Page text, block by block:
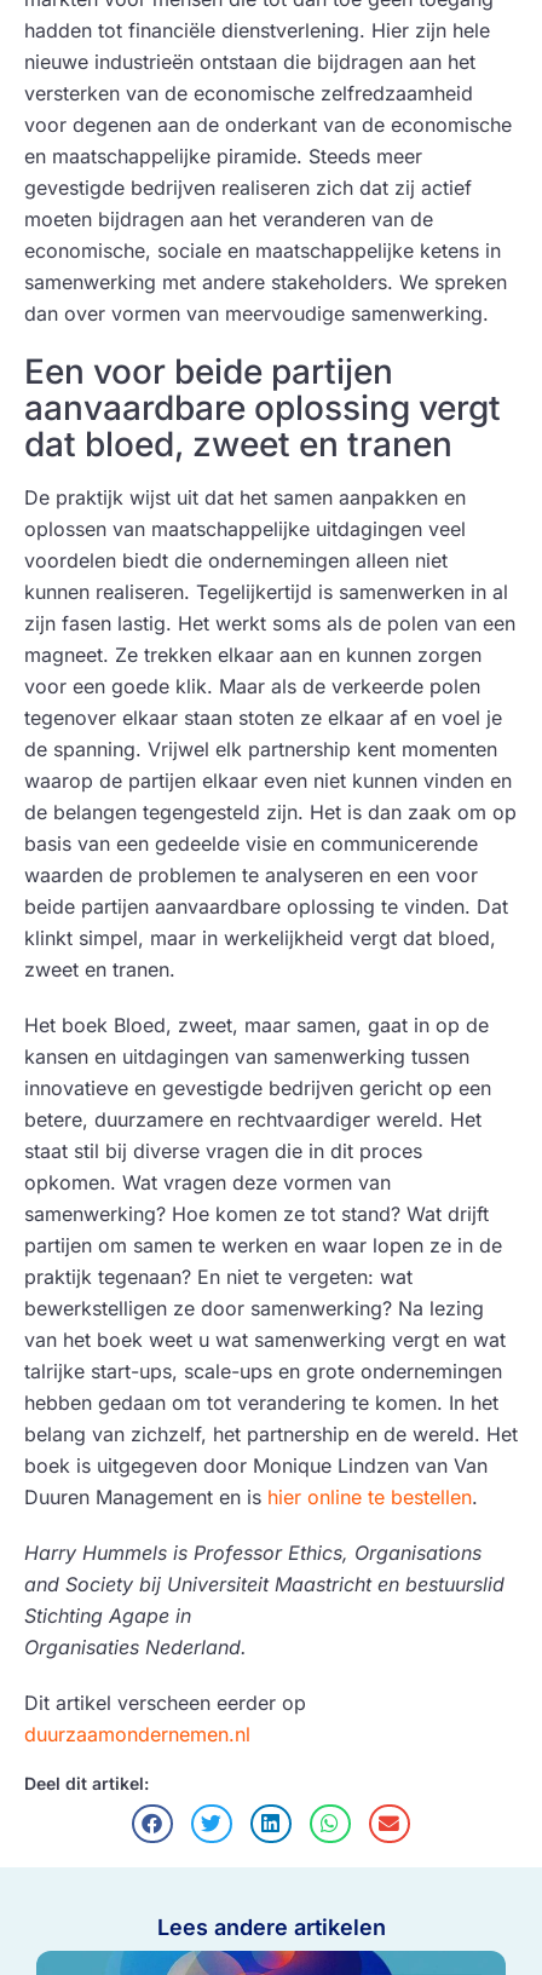
hadden tot financiële dienstverlening. Hier zijn hele
nieuwe industrieën ontstaan die bijdragen aan het
versterken van de economische zelfredzaamheid
voor degenen aan de onderkant van de economische
en maatschappelijke piramide. Steeds meer
gevestigde bedrijven realiseren zich dat zij actief
moeten bijdragen aan het veranderen van de
economische, sociale en maatschappelijke ketens in
samenwerking met andere stakeholders. We spreken
dan over vormen van meervoudige samenwerking.
Een voor beide partijen
aanvaardbare oplossing vergt
dat bloed, zweet en tranen
De praktijk wijst uit dat het samen aanpakken en
oplossen van maatschappelijke uitdagingen veel
voordelen biedt die ondernemingen alleen niet
kunnen realiseren. Tegelijkertijd is samenwerken in al
zijn fasen lastig. Het werkt soms als de polen van een
magneet. Ze trekken elkaar aan en kunnen zorgen
voor een goede klik. Maar als de verkeerde polen
tegenover elkaar staan stoten ze elkaar af en voel je
de spanning. Vrijwel elk partnership kent momenten
waarop de partijen elkaar even niet kunnen vinden en
de belangen tegengesteld zijn. Het is dan zaak om op
basis van een gedeelde visie en communicerende
waarden de problemen te analyseren en een voor
beide partijen aanvaardbare oplossing te vinden. Dat
klinkt simpel, maar in werkelijkheid vergt dat bloed,
zweet en tranen.
Het boek Bloed, zweet, maar samen, gaat in op de
kansen en uitdagingen van samenwerking tussen
innovatieve en gevestigde bedrijven gericht op een
betere, duurzamere en rechtvaardiger wereld. Het
staat stil bij diverse vragen die in dit proces
opkomen. Wat vragen deze vormen van
samenwerking? Hoe komen ze tot stand? Wat drijft
partijen om samen te werken en waar lopen ze in de
praktijk tegenaan? En niet te vergeten: wat
bewerkstelligen ze door samenwerking? Na lezing
van het boek weet u wat samenwerking vergt en wat
talrijke start-ups, scale-ups en grote ondernemingen
hebben gedaan om tot verandering te komen. In het
belang van zichzelf, het partnership en de wereld. Het
boek is uitgegeven door Monique Lindzen van Van
Duuren Management en is hier online te bestellen.
Harry Hummels is Professor Ethics, Organisations
and Society bij Universiteit Maastricht en bestuurslid
Stichting Agape in
Organisaties Nederland.
Dit artikel verscheen eerder op
duurzaamondernemen.nl
Deel dit artikel:
Lees andere artikelen